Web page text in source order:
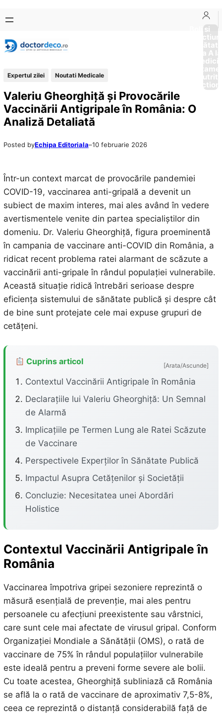
conținut
content
Boli si
Afectiuni
Sănătate
de la A
Expertul zilei Noutati Medicale
Valeriu Gheorghiță și Provocările
Vaccinării Antigripale în România: O
Analiză Detaliată
Posted byEchipa Editoriala–10 februarie 2026
Într-un context marcat de provocările pandemiei
COVID-19, vaccinarea anti-gripală a devenit un
subiect de maxim interes, mai ales având în vedere
avertismentele venite din partea specialiștilor din
domeniu. Dr. Valeriu Gheorghiță, figura proeminentă
în campania de vaccinare anti-COVID din România, a
ridicat recent problema ratei alarmant de scăzute a
vaccinării anti-gripale în rândul populației vulnerabile.
Această situație ridică întrebări serioase despre
eficiența sistemului de sănătate publică și despre cât
de bine sunt protejate cele mai expuse grupuri de
cetățeni.
Cuprins articol [Arata/Ascunde]
Contextul Vaccinării Antigripale în România
Declarațiile lui Valeriu Gheorghiță: Un Semnal
de Alarmă
Implicațiile pe Termen Lung ale Ratei Scăzute
de Vaccinare
Perspectivele Experților în Sănătate Publică
Impactul Asupra Cetățenilor și Societății
Concluzie: Necesitatea unei Abordări
Holistice
Contextul Vaccinării Antigripale în
România
Vaccinarea împotriva gripei sezoniere reprezintă o
măsură esențială de prevenție, mai ales pentru
persoanele cu afecțiuni preexistente sau vârstnici,
care sunt cele mai afectate de virusul gripal. Conform
Organizației Mondiale a Sănătății (OMS), o rată de
vaccinare de 75% în rândul populațiilor vulnerabile
este ideală pentru a preveni forme severe ale bolii.
Cu toate acestea, Gheorghiță subliniază că România
se află la o rată de vaccinare de aproximativ 7,5-8%,
ceea ce reprezintă o distanță considerabilă față de